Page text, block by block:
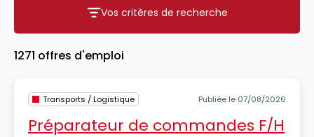
Vos critères de recherche
Vos critères de recherche
1271 offres d'emploi
Transports / Logistique Publiée le 07/08/2026
Préparateur de commandes F/H